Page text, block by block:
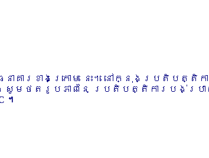
គារខាងក្រោម នេះ។ នៅក្នុងប្រតិបត្តិ
មថតរូបភាពនៃ ប្រតិបត្តិការបង់ប្រាក់
។